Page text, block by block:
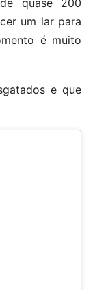
um lar para
é muito
e que